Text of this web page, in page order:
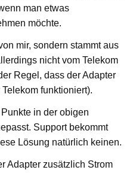
man etwas
möchte.
mir, sondern stammt aus
nicht vom Telekom
Regel, dass der Adapter
funktioniert).
in der obigen
Support bekommt
Lösung natürlich keinen.
Adapter zusätzlich Strom